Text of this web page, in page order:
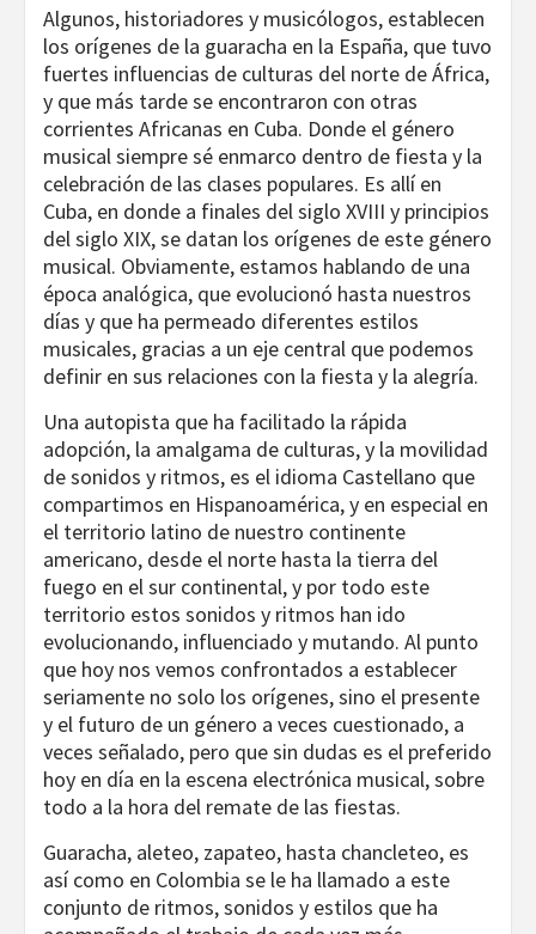
Algunos, historiadores y musicólogos, establecen
los orígenes de la guaracha en la España, que tuvo
fuertes influencias de culturas del norte de África,
y que más tarde se encontraron con otras
corrientes Africanas en Cuba. Donde el género
musical siempre sé enmarco dentro de fiesta y la
celebración de las clases populares. Es allí en
Cuba, en donde a finales del siglo XVIII y principios
del siglo XIX, se datan los orígenes de este género
musical. Obviamente, estamos hablando de una
época analógica, que evolucionó hasta nuestros
días y que ha permeado diferentes estilos
musicales, gracias a un eje central que podemos
definir en sus relaciones con la fiesta y la alegría.
Una autopista que ha facilitado la rápida
adopción, la amalgama de culturas, y la movilidad
de sonidos y ritmos, es el idioma Castellano que
compartimos en Hispanoamérica, y en especial en
el territorio latino de nuestro continente
americano, desde el norte hasta la tierra del
fuego en el sur continental, y por todo este
territorio estos sonidos y ritmos han ido
evolucionando, influenciado y mutando. Al punto
que hoy nos vemos confrontados a establecer
seriamente no solo los orígenes, sino el presente
y el futuro de un género a veces cuestionado, a
veces señalado, pero que sin dudas es el preferido
hoy en día en la escena electrónica musical, sobre
todo a la hora del remate de las fiestas.
Guaracha, aleteo, zapateo, hasta chancleteo, es
así como en Colombia se le ha llamado a este
conjunto de ritmos, sonidos y estilos que ha